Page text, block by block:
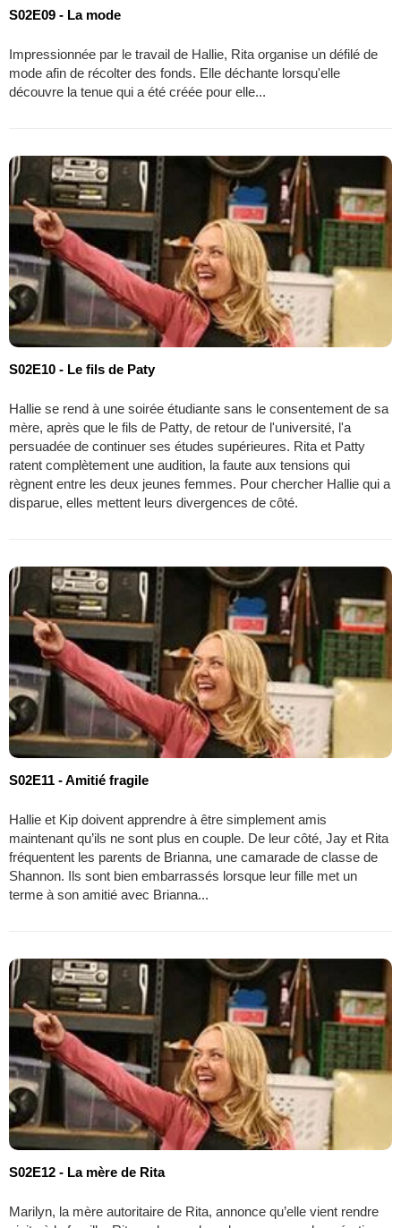
S02E09 - La mode
Impressionnée par le travail de Hallie, Rita organise un défilé de
mode afin de récolter des fonds. Elle déchante lorsqu'elle
découvre la tenue qui a été créée pour elle...
S02E10 - Le fils de Paty
Hallie se rend à une soirée étudiante sans le consentement de sa
mère, après que le fils de Patty, de retour de l'université, l'a
persuadée de continuer ses études supérieures. Rita et Patty
ratent complètement une audition, la faute aux tensions qui
règnent entre les deux jeunes femmes. Pour chercher Hallie qui a
disparue, elles mettent leurs divergences de côté.
S02E11 - Amitié fragile
Hallie et Kip doivent apprendre à être simplement amis
maintenant qu’ils ne sont plus en couple. De leur côté, Jay et Rita
fréquentent les parents de Brianna, une camarade de classe de
Shannon. Ils sont bien embarrassés lorsque leur fille met un
terme à son amitié avec Brianna...
S02E12 - La mère de Rita
Marilyn, la mère autoritaire de Rita, annonce qu’elle vient rendre